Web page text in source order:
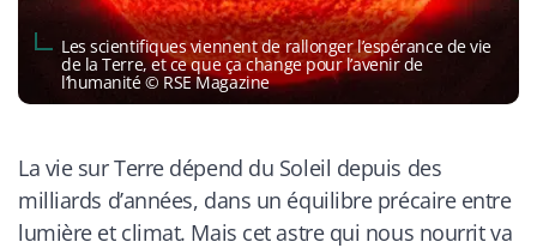
Les scientifiques viennent de rallonger l’espérance de vie
de la Terre, et ce que ça change pour l’avenir de
l’humanité © RSE Magazine
La vie sur Terre dépend du Soleil depuis des
milliards d’années, dans un équilibre précaire entre
lumière et climat. Mais cet astre qui nous nourrit va